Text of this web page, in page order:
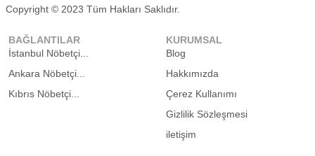
Copyright © 2023 Tüm Hakları Saklıdır.
BAĞLANTILAR
İstanbul Nöbetçi...
Ankara Nöbetçi...
Kıbrıs Nöbetçi...
KURUMSAL
Blog
Hakkımızda
Çerez Kullanımı
Gizlilik Sözleşmesi
iletişim